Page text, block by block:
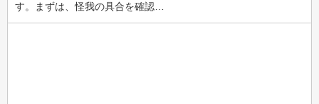
す。まずは、怪我の具合を確認…